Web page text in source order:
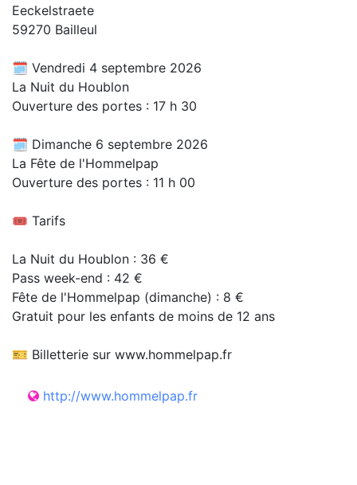
Eeckelstraete
59270 Bailleul
🗓 Vendredi 4 septembre 2026
La Nuit du Houblon
Ouverture des portes : 17 h 30
🗓 Dimanche 6 septembre 2026
La Fête de l'Hommelpap
Ouverture des portes : 11 h 00
🎟 Tarifs
La Nuit du Houblon : 36 €
Pass week-end : 42 €
Fête de l'Hommelpap (dimanche) : 8 €
Gratuit pour les enfants de moins de 12 ans
🎫 Billetterie sur www.hommelpap.fr
http://www.hommelpap.fr